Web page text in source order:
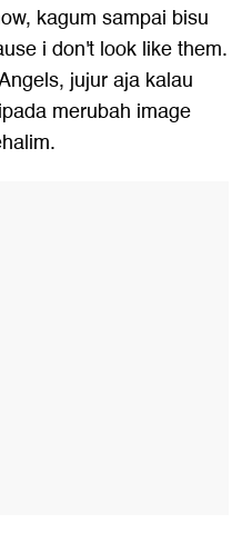
kagum sampai bisu
i don't look like them.
jujur aja kalau
merubah image